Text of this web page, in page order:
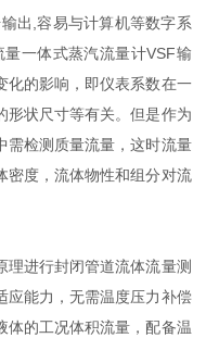
出,容易与计算机等数字系
一体式蒸汽流量计VSF输
化的影响，即仪表系数在一
形状尺寸等有关。但是作为
需检测质量流量，这时流量
密度，流体物性和组分对流
理进行封闭管道流体流量测
应能力，无需温度压力补偿
体的工况体积流量，配备温